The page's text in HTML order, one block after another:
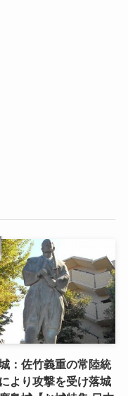
：佐竹義重の常陸統
より攻撃を受け落城